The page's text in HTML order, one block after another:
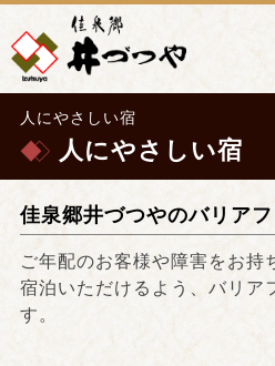
人にやさしい宿
人にやさしい宿
佳泉郷井づつやのバリア
ご年配のお客様や障害をお持
宿泊いただけるよう、バリア
す。